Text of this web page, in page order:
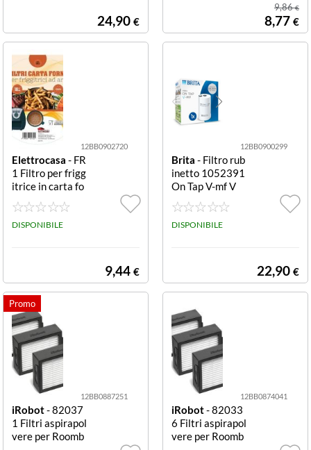
24,90 €
9,86€
8,77 €
12BB0902720
Elettrocasa - FR
1 Filtro per frigg
itrice in carta fo
rno Carta Forno
DISPONIBILE
9,44 €
12BB0900299
Brita - Filtro rub
inetto 1052391
On Tap V-mf V
MF
DISPONIBILE
22,90 €
12BB0887251
iRobot- 82037
1 Filtri aspirapol
vere per Roomb
12BB0874041
iRobot- 82033
6 Filtri aspirapol
vere per Roomb